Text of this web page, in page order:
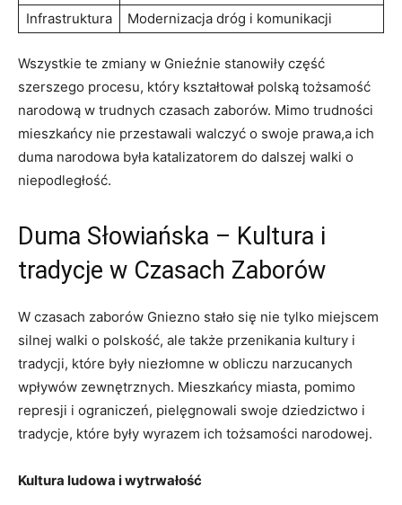
Infrastruktura
Modernizacja dróg i komunikacji
Wszystkie te zmiany w Gnieźnie stanowiły część
szerszego procesu, który kształtował polską tożsamość
narodową w trudnych czasach zaborów. Mimo trudności
mieszkańcy nie przestawali walczyć o swoje prawa,a ich
duma narodowa była katalizatorem do dalszej walki o
niepodległość.
Duma Słowiańska – Kultura i
tradycje w Czasach Zaborów
W czasach zaborów Gniezno stało się nie tylko miejscem
silnej walki o polskość, ale także przenikania kultury i
tradycji, które były niezłomne w obliczu narzucanych
wpływów zewnętrznych. Mieszkańcy miasta, pomimo
represji i ograniczeń, pielęgnowali swoje dziedzictwo i
tradycje, które były wyrazem ich tożsamości narodowej.
Kultura ludowa i wytrwałość